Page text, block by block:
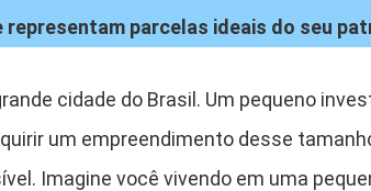
parcelas ideais do seu
cidade do Brasil. Um pequeno
um empreendimento desse
Imagine você vivendo em uma